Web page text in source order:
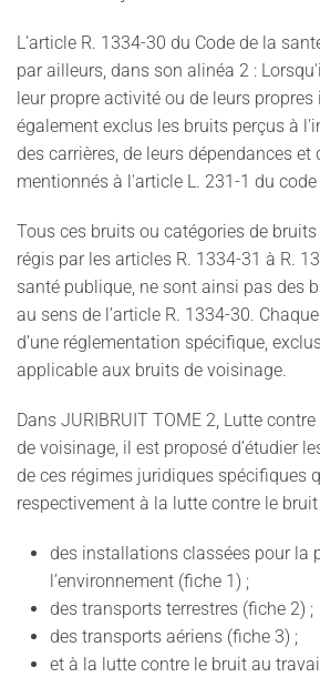
L'article R. 1334-30 du Code de la
par ailleurs, dans son alinéa 2 :
leur propre activité ou de leurs
également exclus les bruits perçus à
des carrières, de leurs dépendances
mentionnés à l'article L. 231-1 du
Tous ces bruits ou catégories de
régis par les articles R. 1334-31 à R.
santé publique, ne sont ainsi pas des
au sens de l’article R. 1334-30.
d’une réglementation spécifique,
applicable aux bruits de voisinage.
Dans JURIBRUIT TOME 2, Lutte
de voisinage, il est proposé d’étudier
de ces régimes juridiques spécifiques
respectivement à la lutte contre le bruit
des installations classées pour la
l’environnement (fiche 1) ;
des transports terrestres (fiche 2) ;
des transports aériens (fiche 3) ;
et à la lutte contre le bruit au